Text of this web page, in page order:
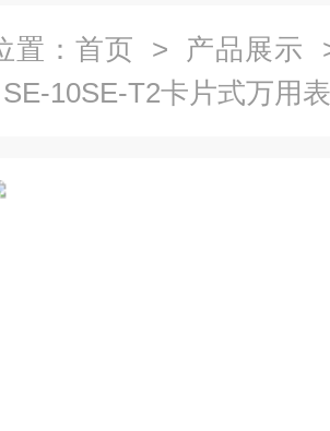
置： 首页 > 产品展示
10SE-T2卡片式万用表